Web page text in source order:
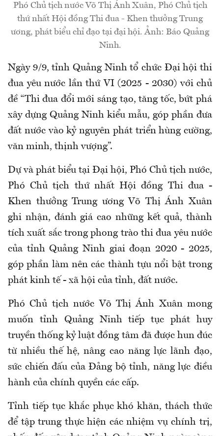
Phó Chủ tịch nước Võ Thị Ánh Xuân, Phó Chủ tịch
thứ nhất Hội đồng Thi đua - Khen thưởng Trung
ương, phát biểu chỉ đạo tại đại hội. Ảnh: Báo Quảng
Ninh.
Ngày 9/9, tỉnh Quảng Ninh tổ chức Đại hội thi
đua yêu nước lần thứ VI (2025 - 2030) với chủ
đề “Thi đua đổi mới sáng tạo, tăng tốc, bứt phá
xây dựng Quảng Ninh kiểu mẫu, góp phần đưa
đất nước vào kỷ nguyên phát triển hùng cường,
văn minh, thịnh vượng”.
Dự và phát biểu tại Đại hội, Phó Chủ tịch nước,
Phó Chủ tịch thứ nhất Hội đồng Thi đua -
Khen thưởng Trung ương Võ Thị Ánh Xuân
ghi nhận, đánh giá cao những kết quả, thành
tích xuất sắc trong phong trào thi đua yêu nước
của tỉnh Quảng Ninh giai đoạn 2020 - 2025,
góp phần làm nên các thành tựu nổi bật trong
phát kinh tế - xã hội của tỉnh, đất nước.
Phó Chủ tịch nước Võ Thị Ánh Xuân mong
muốn tỉnh Quảng Ninh tiếp tục phát huy
truyền thống kỷ luật đồng tâm đã được hun đúc
từ nhiều thế hệ, nâng cao năng lực lãnh đạo,
sức chiến đấu của Đảng bộ tỉnh, năng lực điều
hành của chính quyền các cấp.
Tỉnh tiếp tục khắc phục khó khăn, thách thức
để tập trung thực hiện các nhiệm vụ chính trị,